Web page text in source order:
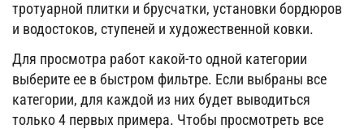
тротуарной плитки и брусчатки, установки бордюров
и водостоков, ступеней и художественной ковки.
Для просмотра работ какой-то одной категории
выберите ее в быстром фильтре. Если выбраны все
категории, для каждой из них будет выводиться
только 4 первых примера. Чтобы просмотреть все